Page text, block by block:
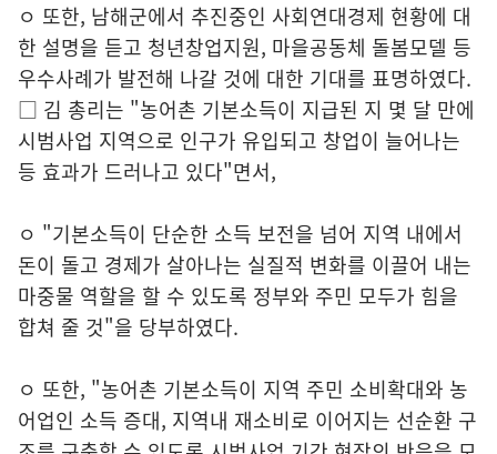
ㅇ 또한, 남해군에서 추진중인 사회연대경제 현황에 대
한 설명을 듣고 청년창업지원, 마을공동체 돌봄모델 등
우수사례가 발전해 나갈 것에 대한 기대를 표명하였다.
□ 김 총리는 "농어촌 기본소득이 지급된 지 몇 달 만에
시범사업 지역으로 인구가 유입되고 창업이 늘어나는
등 효과가 드러나고 있다"면서,
ㅇ "기본소득이 단순한 소득 보전을 넘어 지역 내에서
돈이 돌고 경제가 살아나는 실질적 변화를 이끌어 내는
마중물 역할을 할 수 있도록 정부와 주민 모두가 힘을
합쳐 줄 것"을 당부하였다.
ㅇ 또한, "농어촌 기본소득이 지역 주민 소비확대와 농
어업인 소득 증대, 지역내 재소비로 이어지는 선순환 구